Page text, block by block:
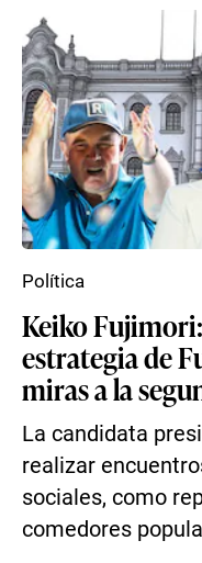
Keiko
estrategia de
miras a la
La candidata
realizar
sociales, como
comedores
Política